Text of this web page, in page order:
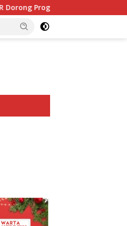
Percepatan Sertifikasi Tanah